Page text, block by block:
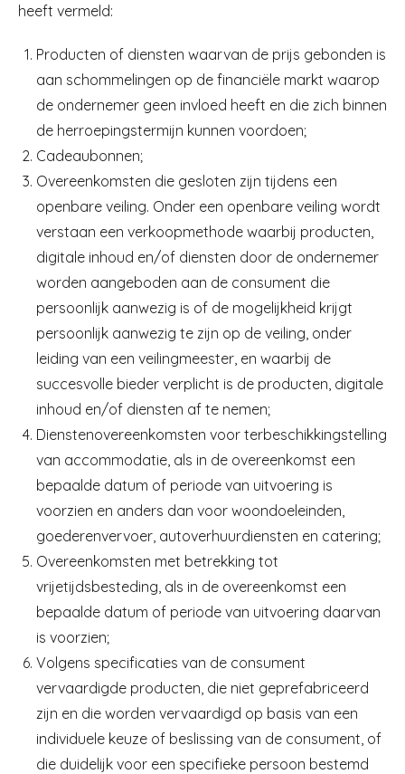
heeft vermeld:
Producten of diensten waarvan de prijs gebonden is
aan schommelingen op de financiële markt waarop
de ondernemer geen invloed heeft en die zich binnen
de herroepingstermijn kunnen voordoen;
Cadeaubonnen;
Overeenkomsten die gesloten zijn tijdens een
openbare veiling. Onder een openbare veiling wordt
verstaan een verkoopmethode waarbij producten,
digitale inhoud en/of diensten door de ondernemer
worden aangeboden aan de consument die
persoonlijk aanwezig is of de mogelijkheid krijgt
persoonlijk aanwezig te zijn op de veiling, onder
leiding van een veilingmeester, en waarbij de
succesvolle bieder verplicht is de producten, digitale
inhoud en/of diensten af te nemen;
Dienstenovereenkomsten voor terbeschikkingstelling
van accommodatie, als in de overeenkomst een
bepaalde datum of periode van uitvoering is
voorzien en anders dan voor woondoeleinden,
goederenvervoer, autoverhuurdiensten en catering;
Overeenkomsten met betrekking tot
vrijetijdsbesteding, als in de overeenkomst een
bepaalde datum of periode van uitvoering daarvan
is voorzien;
Volgens specificaties van de consument
vervaardigde producten, die niet geprefabriceerd
zijn en die worden vervaardigd op basis van een
individuele keuze of beslissing van de consument, of
die duidelijk voor een specifieke persoon bestemd